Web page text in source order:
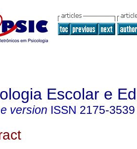
Escolar e
version ISSN 2175-3539